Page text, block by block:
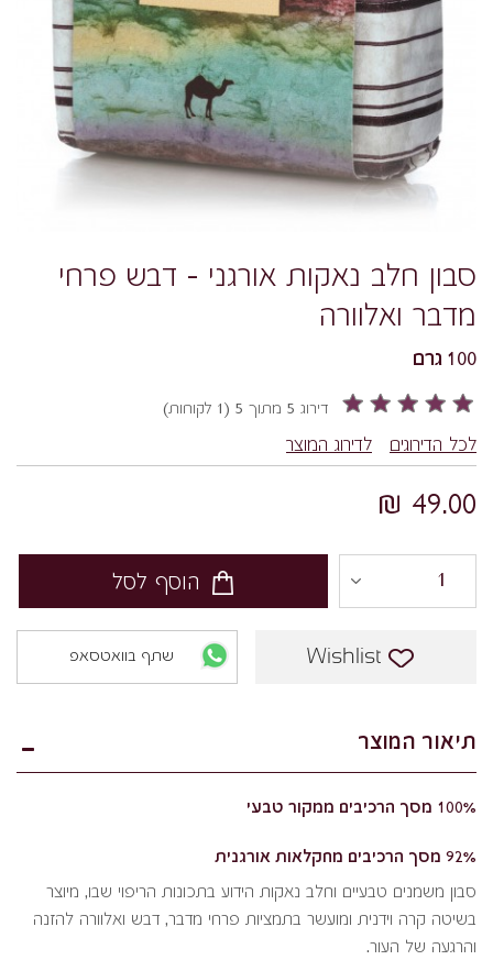
סבון חלב נאקות אורגני - דבש פרחי
מדבר ואלוורה
100 גרם
דירוג 5 מתוך 5 (1 לקוחות)
לכל הדירוגים לדירוג המוצר
49.00 ₪
הוסף לסל
Wishlist שתף בוואטסאפ
תיאור המוצר
100% מסך הרכיבים ממקור טבעי
92% מסך הרכיבים מחקלאות אורגנית
סבון משמנים טבעיים וחלב נאקות הידוע בתכונות הריפוי שבו, מיוצר
בשיטה קרה וידנית ומועשר בתמציות פרחי מדבר, דבש ואלוורה להזנה
והרגעה של העור.